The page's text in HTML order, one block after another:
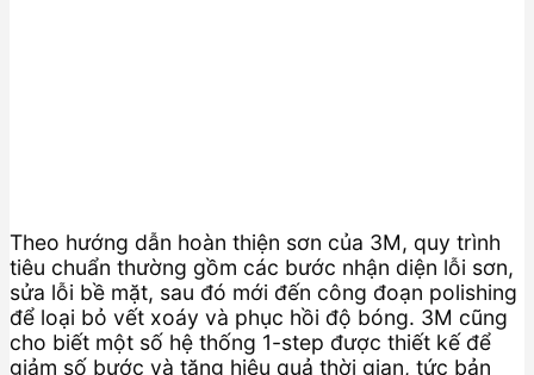
Theo hướng dẫn hoàn thiện sơn của 3M, quy trình
tiêu chuẩn thường gồm các bước nhận diện lỗi sơn,
sửa lỗi bề mặt, sau đó mới đến công đoạn polishing
để loại bỏ vết xoáy và phục hồi độ bóng. 3M cũng
cho biết một số hệ thống 1-step được thiết kế để
giảm số bước và tăng hiệu quả thời gian, tức bản